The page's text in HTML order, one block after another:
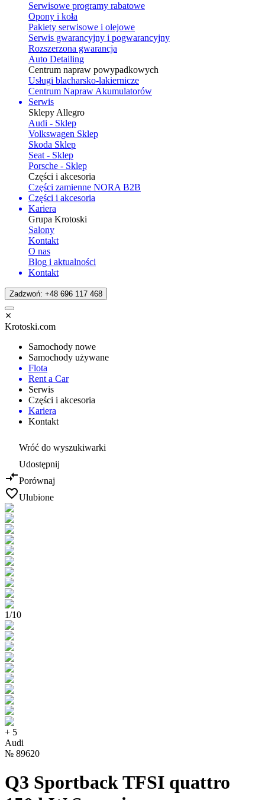
Serwisowe programy rabatowe
Opony i koła
Pakiety serwisowe i olejowe
Serwis gwarancyjny i pogwarancyjny
Rozszerzona gwarancja
Auto Detailing
Centrum napraw powypadkowych
Usługi blacharsko-lakiernicze
Centrum Napraw Akumulatorów
Serwis
Sklepy Allegro
Audi - Sklep
Volkswagen Sklep
Skoda Sklep
Seat - Sklep
Porsche - Sklep
Części i akcesoria
Części zamienne NORA B2B
Części i akcesoria
Kariera
Grupa Krotoski
Salony
Kontakt
O nas
Blog i aktualności
Kontakt
Zadzwoń: +48 696 117 468
Krotoski.com
Samochody nowe
Samochody używane
Flota
Rent a Car
Serwis
Części i akcesoria
Kariera
Kontakt
Wróć do wyszukiwarki
Udostępnij
Porównaj
Ulubione
1/10
+ 5
Audi
№ 89620
Q3 Sportback TFSI quattro